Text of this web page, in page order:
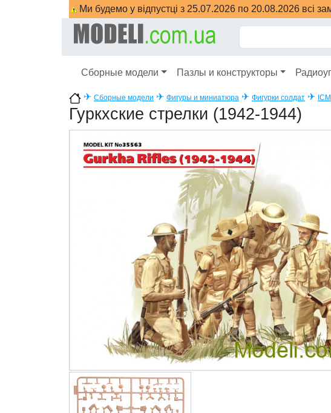
Ми будемо у відпустці з 25.07.2026 по 20.08.2026 всі
Сборные модели Пазлы и конструкторы
✈ Сборные модели ✈ Фигуры и миниатюра ✈ Фигурки солдат ✈ ICM
Гуркхские стрелки (1942-1944)